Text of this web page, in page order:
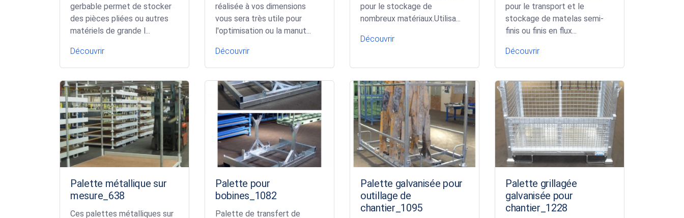
gerbable permet de stocker
des pièces pliées ou autres
matériels de grande l...
Découvrir
réalisée à vos dimensions
vous sera très utile pour
l'optimisation ou la manut...
Découvrir
pour le stockage de
nombreux matériaux.Utilisa...
Découvrir
pour le transport et le
stockage de matelas semi-
finis ou finis en flux...
Découvrir
Palette métallique sur
mesure_638
Ces palettes métalliques sur
Palette pour
bobines_1082
Palette de transfert de
Palette galvanisée pour
outillage de
chantier_1095
Palette grillagée
galvanisée pour
chantier_1228